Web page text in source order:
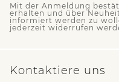
Mit der Anmeldung
erhalten und über
informiert werden zu
jederzeit widerrufen
Kontaktiere uns